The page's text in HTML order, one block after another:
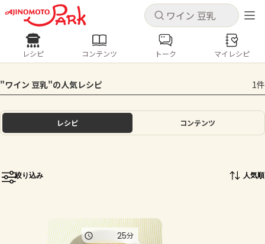
キャンセル
ログインするとレシピを保存できます
ログイン
ホーム
トーク
キャンセル
レシピ コンテンツ
人気の食材・レシピ
きゅうり なす トマト
とうもろこし
レシピ コンテンツ トーク マイレシピ
"ワイン 豆乳"の人気レシピ 1件
レシピ コンテンツ
絞り込み 人気順
25分